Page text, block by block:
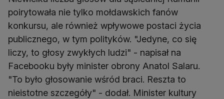
poirytowała nie tylko mołdawskich fanów
konkursu, ale również wpływowe postaci życia
publicznego, w tym polityków. "Jedyne, co się
liczy, to głosy zwykłych ludzi" - napisał na
Facebooku były minister obrony Anatol Salaru.
"To było głosowanie wśród braci. Reszta to
nieistotne szczegóły" - dodał. Minister kultury